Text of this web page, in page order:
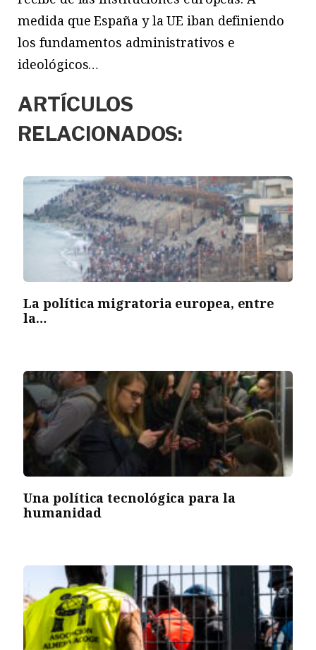
medida que España y la UE iban definiendo
los fundamentos administrativos e
ideológicos…
ARTÍCULOS
RELACIONADOS:
La política migratoria europea, entre
la…
Una política tecnológica para la
humanidad